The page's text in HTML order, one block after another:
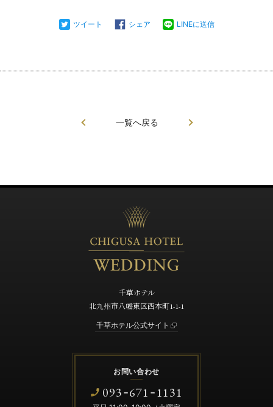
ツイート シェア LINEに送信
一覧へ戻る
千草ホテル
北九州市八幡東区西本町1-1-1
千草ホテル公式サイト
お問い合わせ
093-671 -1131